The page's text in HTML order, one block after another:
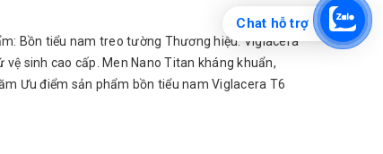
Bồn tiểu nam treo tường Thương hiệu: Viglacera
vệ sinh cao cấp. Men Nano Titan kháng khuẩn,
Ưu điểm sản phẩm bồn tiểu nam Viglacera T6
Chat hỗ trợ